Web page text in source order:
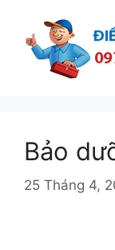
Bảo
25 Tháng 4,